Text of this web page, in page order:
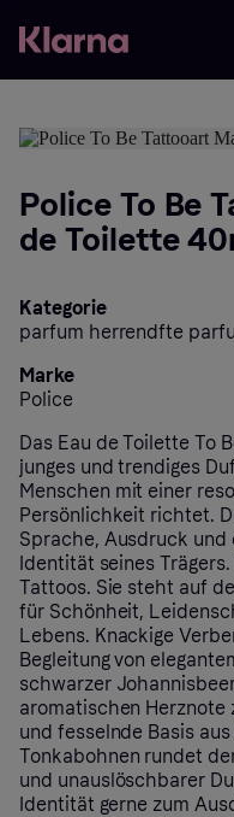
Police To Be
de Toilette
Kategorie
parfum herrendfte
Marke
Police
Das Eau de Toilette To
junges und trendiges
Menschen mit einer
Persönlichkeit richtet.
Sprache, Ausdruck und
Identität seines
Tattoos. Sie steht auf
für Schönheit,
Lebens. Knackige
Begleitung von
schwarzer
aromatischen Herznote
und fesselnde Basis
Tonkabohnen rundet
und unauslöschbarer
Identität gerne zum